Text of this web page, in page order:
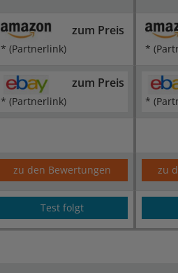
zum Preis
* (Partnerlink) *
zum Preis
* (Partnerlink) *
zu den Bewertungen zu
Test folgt